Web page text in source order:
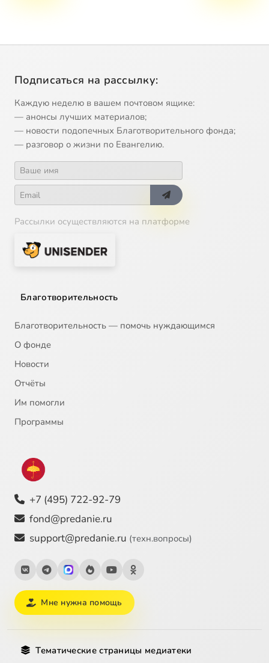
Подписаться на рассылку:
Каждую неделю в вашем почтовом ящике:
— анонсы лучших материалов;
— новости подопечных Благотворительного фонда;
— разговор о жизни по Евангелию.
Рассылки осуществляются на платформе
Благотворительность
Благотворительность — помочь нуждающимся
О фонде
Новости
Отчёты
Им помогли
Программы
+7 (495) 722-92-79
fond@predanie.ru
support@predanie.ru (техн.вопросы)
Мне нужна помощь
Тематические страницы медиатеки